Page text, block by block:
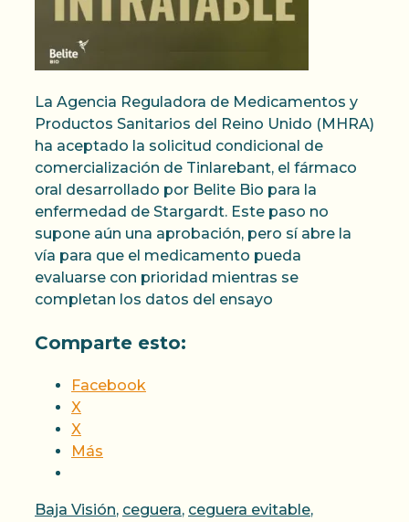
La Agencia Reguladora de Medicamentos y
Productos Sanitarios del Reino Unido (MHRA)
ha aceptado la solicitud condicional de
comercialización de Tinlarebant, el fármaco
oral desarrollado por Belite Bio para la
enfermedad de Stargardt. Este paso no
supone aún una aprobación, pero sí abre la
vía para que el medicamento pueda
evaluarse con prioridad mientras se
completan los datos del ensayo
Comparte esto:
Facebook
X
X
Más
Categorías
Baja Visión, ceguera, ceguera evitable,